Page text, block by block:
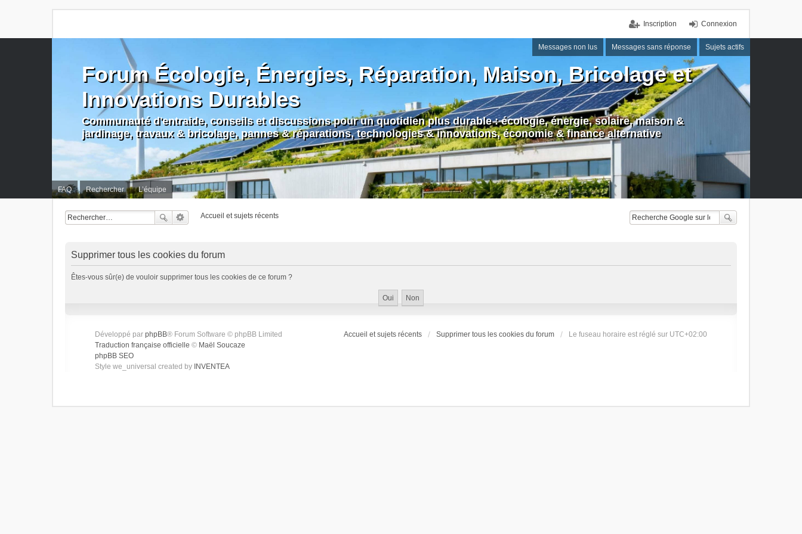
Connexion
Inscription
Messages non lus Messages sans réponse Sujets actifs
FAQ Rechercher L’équipe
Forum Écologie, Énergies, Réparation, Maison, Bricolage et
Innovations Durables
Communauté d'entraide, conseils et discussions pour un quotidien plus durable : écologie, énergie, solaire, maison &
jardinage, travaux & bricolage, pannes & réparations, technologies & innovations, économie & finance alternative
Accueil et sujets récents
Supprimer tous les cookies du forum
Êtes-vous sûr(e) de vouloir supprimer tous les cookies de ce forum ?
Accueil et sujets récents Supprimer tous les cookies du forum Le fuseau horaire est réglé sur UTC+02:00
Développé parphpBB® Forum Software © phpBB Limited
Traduction française officielle © Maël Soucaze
phpBB SEO
Style we_universal created by INVENTEA